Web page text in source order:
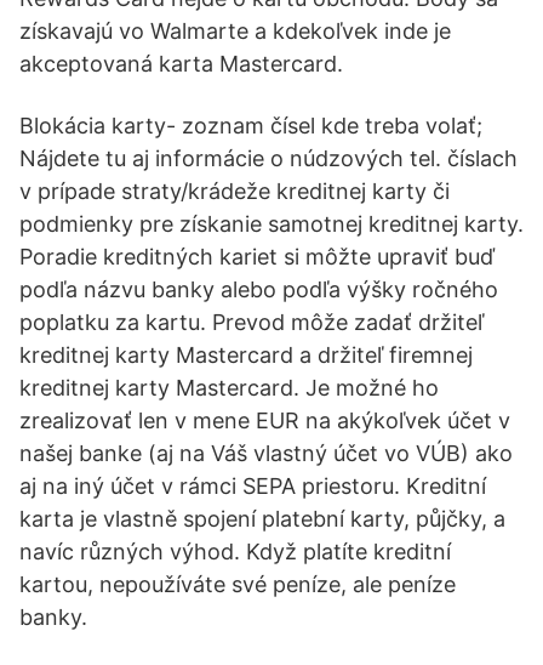
získavajú vo Walmarte a kdekoľvek inde je
akceptovaná karta Mastercard.
Blokácia karty- zoznam čísel kde treba volať;
Nájdete tu aj informácie o núdzových tel. číslach
v prípade straty/krádeže kreditnej karty či
podmienky pre získanie samotnej kreditnej karty.
Poradie kreditných kariet si môžte upraviť buď
podľa názvu banky alebo podľa výšky ročného
poplatku za kartu. Prevod môže zadať držiteľ
kreditnej karty Mastercard a držiteľ firemnej
kreditnej karty Mastercard. Je možné ho
zrealizovať len v mene EUR na akýkoľvek účet v
našej banke (aj na Váš vlastný účet vo VÚB) ako
aj na iný účet v rámci SEPA priestoru. Kreditní
karta je vlastně spojení platební karty, půjčky, a
navíc různých výhod. Když platíte kreditní
kartou, nepoužíváte své peníze, ale peníze
banky.